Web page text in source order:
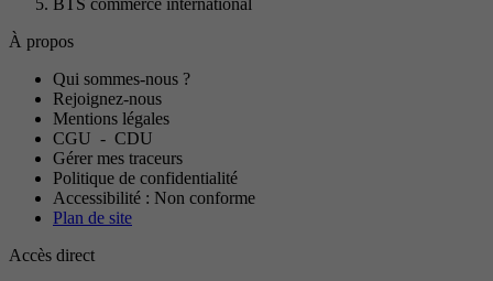
BTS commerce international
À propos
Qui sommes-nous ?
Rejoignez-nous
Mentions légales
CGU - CDU
Gérer mes traceurs
Politique de confidentialité
Accessibilité : Non conforme
Plan de site
Accès direct